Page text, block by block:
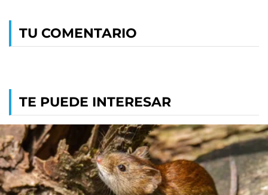
TU COMENTARIO
TE PUEDE INTERESAR